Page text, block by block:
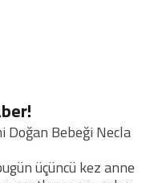
Doğan Bebeği Necla
üçüncü kez anne